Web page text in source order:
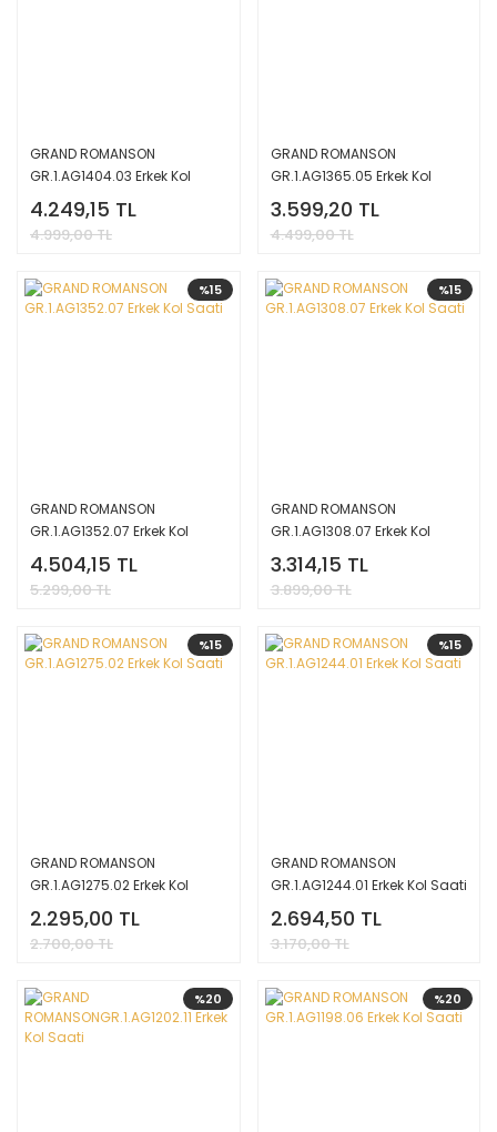
GRAND ROMANSON
GR.1.AG1404.03 Erkek Kol
Saati
4.249,15 TL
4.999,00 TL
GRAND ROMANSON
GR.1.AG1365.05 Erkek Kol
Saati
3.599,20 TL
4.499,00 TL
%15
GRAND ROMANSON
GR.1.AG1352.07 Erkek Kol
Saati
4.504,15 TL
5.299,00 TL
%15
GRAND ROMANSON
GR.1.AG1308.07 Erkek Kol
Saati
3.314,15 TL
3.899,00 TL
%15
GRAND ROMANSON
GR.1.AG1275.02 Erkek Kol
Saati
2.295,00 TL
2.700,00 TL
%15
GRAND ROMANSON
GR.1.AG1244.01 Erkek Kol Saati
2.694,50 TL
3.170,00 TL
%20 %20